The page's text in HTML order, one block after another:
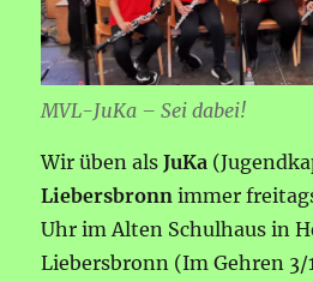
MVL-JuKa – Sei dabei!
Wir üben alsJuKa
Liebersbronn immer
Uhr im Alten Schulhaus in
Liebersbronn (Im Gehren 3/